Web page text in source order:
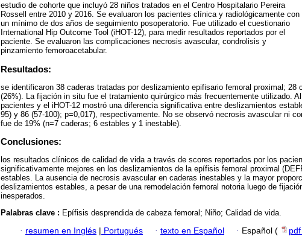
estudio de cohorte que incluyó 28 niños tratados en el Centro Hospitalario Pereira
Rossell entre 2010 y 2016. Se evaluaron los pacientes clínica y radiológicamente con
un mínimo de dos años de seguimiento posoperatorio. Fue utilizado el cuestionario
International Hip Outcome Tool (iHOT-12), para medir resultados reportados por el
paciente. Se evaluaron las complicaciones necrosis avascular, condrolisis y
pinzamiento femoroacetabular.
Resultados:
se identificaron 38 caderas tratadas por deslizamiento epifisario femoral proximal;
(26%). La fijación in situ fue el tratamiento quirúrgico más frecuentemente utilizado.
pacientes y el iHOT-12 mostró una diferencia significativa entre deslizamientos
95) y 86 (57-100); p=0,017), respectivamente. No se observó necrosis avascular ni
fue de 19% (n=7 caderas; 6 estables y 1 inestable).
Conclusiones:
los resultados clínicos de calidad de vida a través de scores reportados por los
significativamente mejores en los deslizamientos de la epífisis femoral proximal
estables. La ausencia de necrosis avascular en caderas inestables y la mayor
deslizamientos estables, a pesar de una remodelación femoral notoria luego de
inesperados.
Palabras clave : Epífisis desprendida de cabeza femoral; Niño; Calidad de vida.
· resumen en Inglés Portugués · texto en Español · Español ( pdf